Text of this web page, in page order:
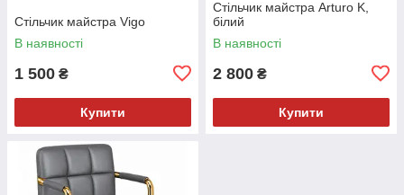
Стільчик майстра Vigo
В наявності
1 500 ₴
Купити
Стільчик майстра Arturo K,
білий
В наявності
2 800 ₴
Купити